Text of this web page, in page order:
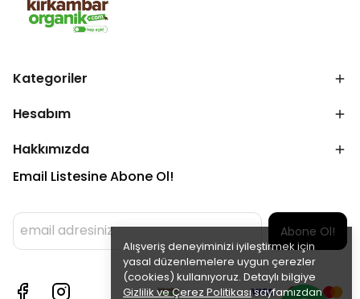
Alışveriş deneyiminizi iyileştirmek için
yasal düzenlemelere uygun çerezler
(cookies) kullanıyoruz. Detaylı bilgiye
Gizlilik ve Çerez Politikasısayfamızdan
Kategoriler
Hesabım
Hakkımızda
Email Listesine Abone Ol!
Abone Ol!